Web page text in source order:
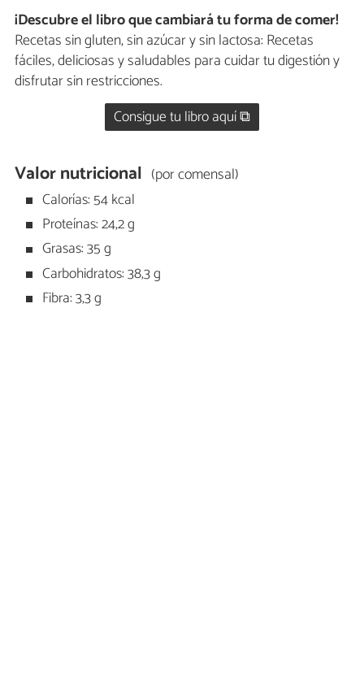
¡Descubre el libro que cambiará tu forma de comer!
Recetas sin gluten, sin azúcar y sin lactosa: Recetas
fáciles, deliciosas y saludables para cuidar tu digestión y
disfrutar sin restricciones.
Consigue tu libro aquí ⧉
Valor nutricional (por comensal)
Calorías: 54 kcal
Proteínas: 24,2 g
Grasas: 35 g
Carbohidratos: 38,3 g
Fibra: 3,3 g